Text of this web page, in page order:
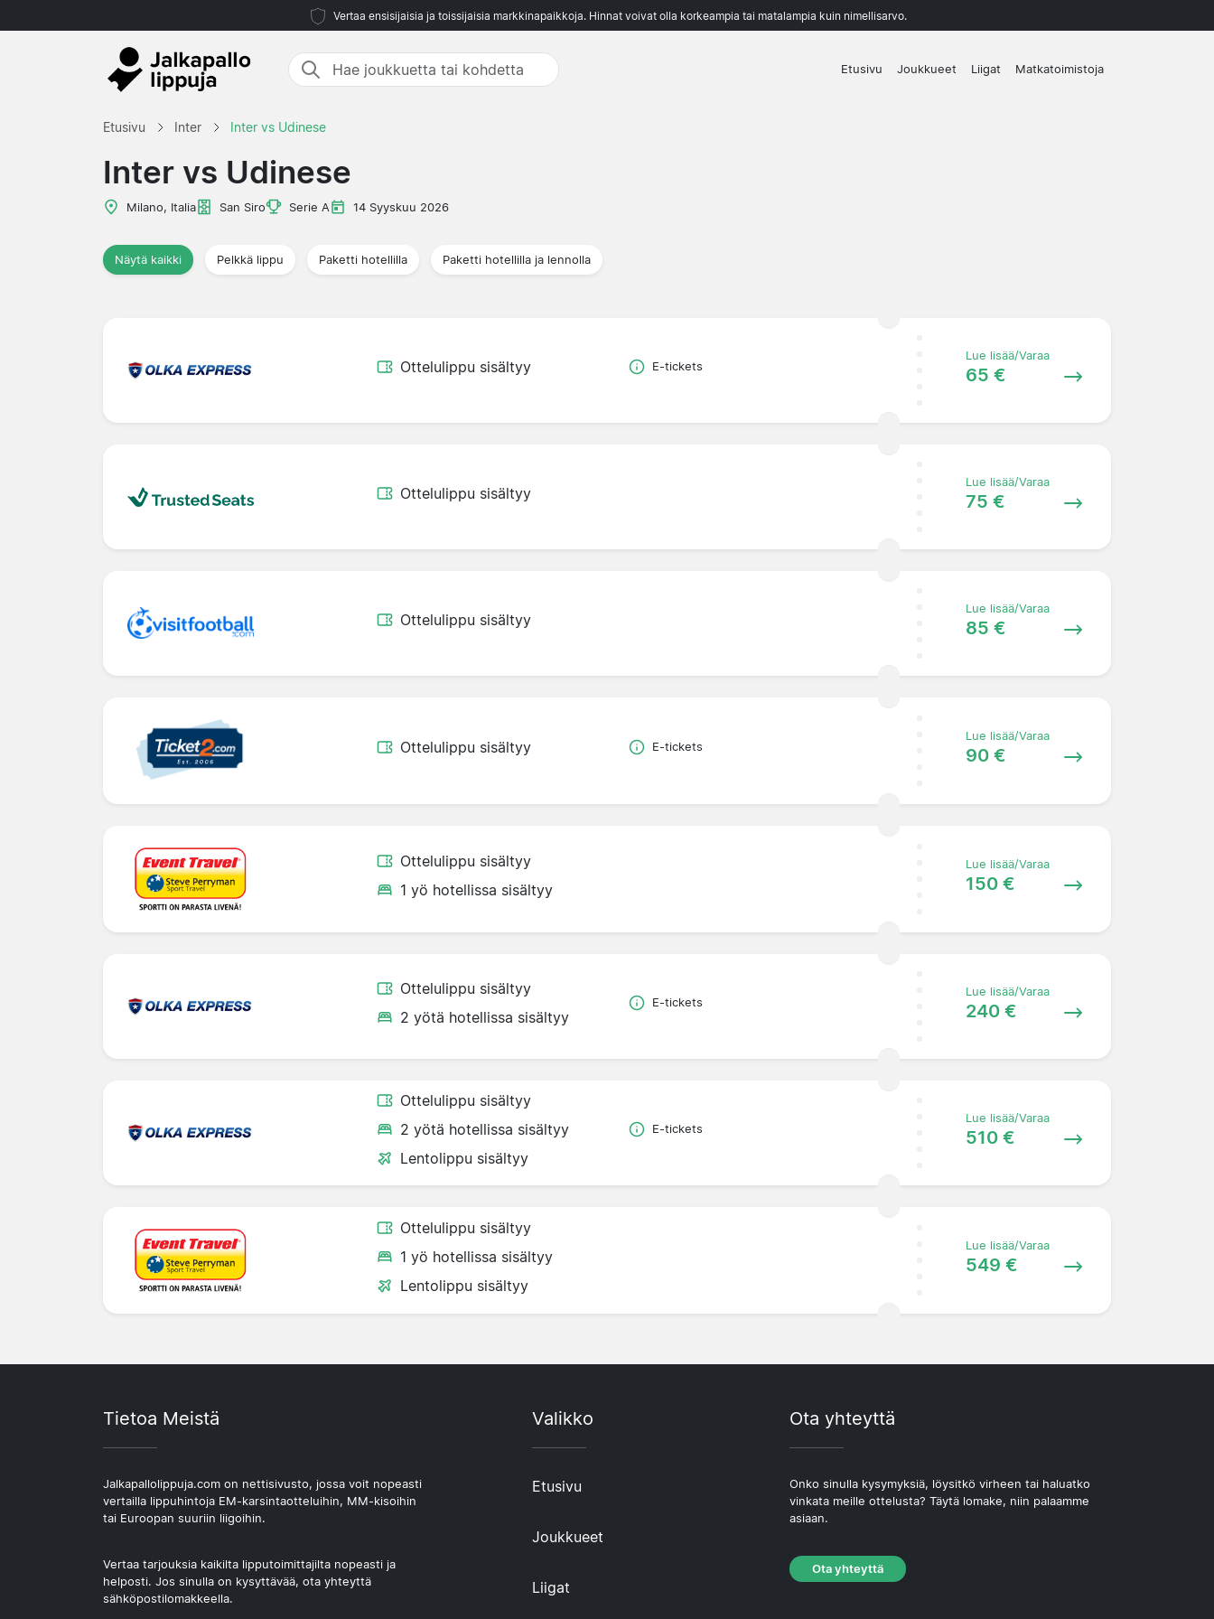
Vertaa ensisijaisia ja toissijaisia markkinapaikkoja. Hinnat voivat olla korkeampia tai matalampia kuin nimellisarvo.
Etusivu Joukkueet Liigat Matkatoimistoja
Etusivu Inter Inter vs Udinese
Inter vs Udinese
Milano, Italia San Siro Serie A 14 Syyskuu 2026
Näytä kaikki Pelkkä lippu Paketti hotellilla Paketti hotellilla ja lennolla
Ottelulippu sisältyy E-tickets
Lue lisää/Varaa
65 €
Ottelulippu sisältyy
Lue lisää/Varaa
75 €
Ottelulippu sisältyy
Lue lisää/Varaa
85 €
Ottelulippu sisältyy E-tickets
Lue lisää/Varaa
90 €
Ottelulippu sisältyy
1 yö hotellissa sisältyy
Lue lisää/Varaa
150 €
Ottelulippu sisältyy
2 yötä hotellissa sisältyy
E-tickets
Lue lisää/Varaa
240 €
Ottelulippu sisältyy
2 yötä hotellissa sisältyy
Lentolippu sisältyy
E-tickets
Lue lisää/Varaa
510 €
Ottelulippu sisältyy
1 yö hotellissa sisältyy
Lentolippu sisältyy
Lue lisää/Varaa
549 €
Tietoa Meistä
Jalkapallolippuja.com on nettisivusto, jossa voit nopeasti
vertailla lippuhintoja EM-karsintaotteluihin, MM-kisoihin
tai Euroopan suuriin liigoihin.
Vertaa tarjouksia kaikilta lipputoimittajilta nopeasti ja
helposti. Jos sinulla on kysyttävää, ota yhteyttä
sähköpostilomakkeella.
Valikko
Etusivu
Joukkueet
Liigat
Ota yhteyttä
Onko sinulla kysymyksiä, löysitkö virheen tai haluatko
vinkata meille ottelusta? Täytä lomake, niin palaamme
asiaan.
Ota yhteyttä